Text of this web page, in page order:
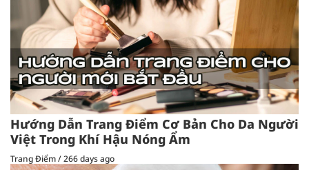
Hướng Dẫn Trang Điểm Cơ Bản Cho Da Người
Việt Trong Khí Hậu Nóng Ẩm
Trang Điểm/266 days ago